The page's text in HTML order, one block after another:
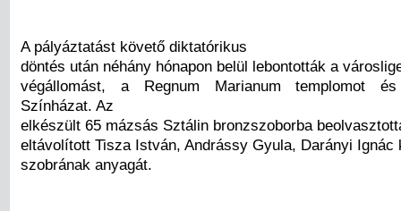
A pályáztatást követő diktatórikus
döntés után néhány hónapon belül lebontották a
végállomást, a Regnum Marianum templomot
Színházat. Az
elkészült 65 mázsás Sztálin bronzszoborba
eltávolított Tisza István, Andrássy Gyula, Darányi Ignác
szobrának anyagát.